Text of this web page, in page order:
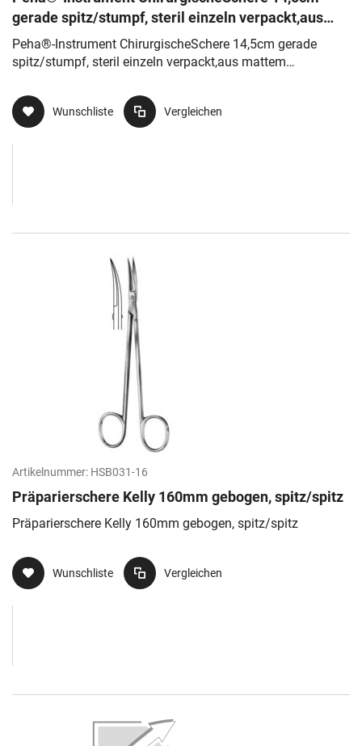
gerade spitz/stumpf, steril einzeln verpackt,aus
mattem gebürstetem Stahl
Peha®-Instrument ChirurgischeSchere 14,5cm gerade
spitz/stumpf, steril einzeln verpackt,aus mattem
Wunschliste Vergleichen
Artikelnummer: HSB031-16
Präparierschere Kelly 160mm gebogen, spitz/spitz
Präparierschere Kelly 160mm gebogen, spitz/spitz
Wunschliste Vergleichen